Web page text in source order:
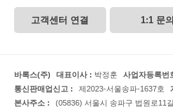
고객센터 연결 1:1 문의
바록스(주) 대표이사 : 박정훈 사업자등록번
통신판매업신고 :
제2023-서울송파-1637호
본사주소 :
(05836) 서울시 송파구 법원로11